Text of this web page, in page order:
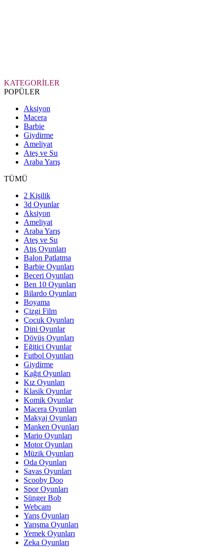
KATEGORİLER
POPÜLER
Aksiyon
Macera
Barbie
Giydirme
Ameliyat
Ateş ve Su
Araba Yarış
TÜMÜ
2 Kişilik
3d Oyunlar
Aksiyon
Ameliyat
Araba Yarış
Ateş ve Su
Atış Oyunları
Balon Patlatma
Barbie Oyunları
Beceri Oyunları
Ben 10 Oyunları
Bilardo Oyunları
Boyama
Çizgi Film
Çocuk Oyunları
Dini Oyunlar
Dövüş Oyunları
Eğitici Oyunlar
Futbol Oyunları
Giydirme
Kağıt Oyunları
Kız Oyunları
Klasik Oyunlar
Komik Oyunlar
Macera Oyunları
Makyaj Oyunları
Manken Oyunları
Mario Oyunları
Motor Oyunları
Müzik Oyunları
Oda Oyunları
Savas Oyunları
Scooby Doo
Spor Oyunları
Sünger Bob
Webcam
Yarış Oyunları
Yarışma Oyunları
Yemek Oyunları
Zeka Oyunları